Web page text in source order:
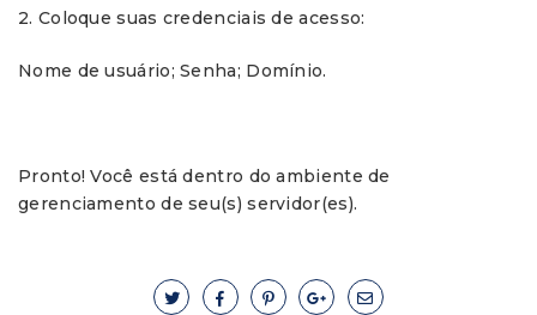
2. Coloque suas credenciais de acesso:
Nome de usuário; Senha; Domínio.
Pronto! Você está dentro do ambiente de
gerenciamento de seu(s) servidor(es).